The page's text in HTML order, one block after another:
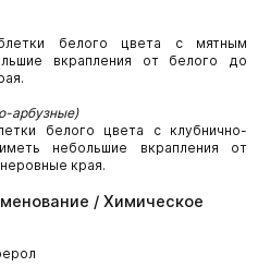
белого цвета с мятным
вкрапления от белого до
арбузные)
белого цвета с клубнично-
небольшие вкрапления от
края.
/ Химическое